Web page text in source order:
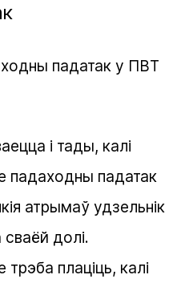
падатак у ПВТ
і тады, калі
падаходны падатак
атрымаў удзельнік
сваёй долі.
плаціць, калі